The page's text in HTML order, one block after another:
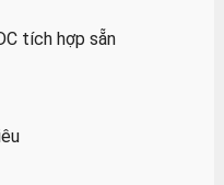
tích hợp sẵn